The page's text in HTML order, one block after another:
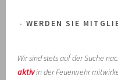
WERDEN SIE
Wir sind stets auf der Suche
aktivin der Feuerwehr